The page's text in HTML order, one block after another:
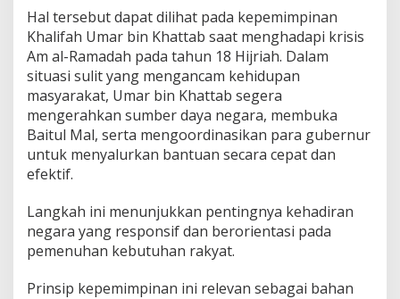
Hal tersebut dapat dilihat pada kepemimpinan
Khalifah Umar bin Khattab saat menghadapi krisis
Am al-Ramadah pada tahun 18 Hijriah. Dalam
situasi sulit yang mengancam kehidupan
masyarakat, Umar bin Khattab segera
mengerahkan sumber daya negara, membuka
Baitul Mal, serta mengoordinasikan para gubernur
untuk menyalurkan bantuan secara cepat dan
efektif.
Langkah ini menunjukkan pentingnya kehadiran
negara yang responsif dan berorientasi pada
pemenuhan kebutuhan rakyat.
Prinsip kepemimpinan ini relevan sebagai bahan